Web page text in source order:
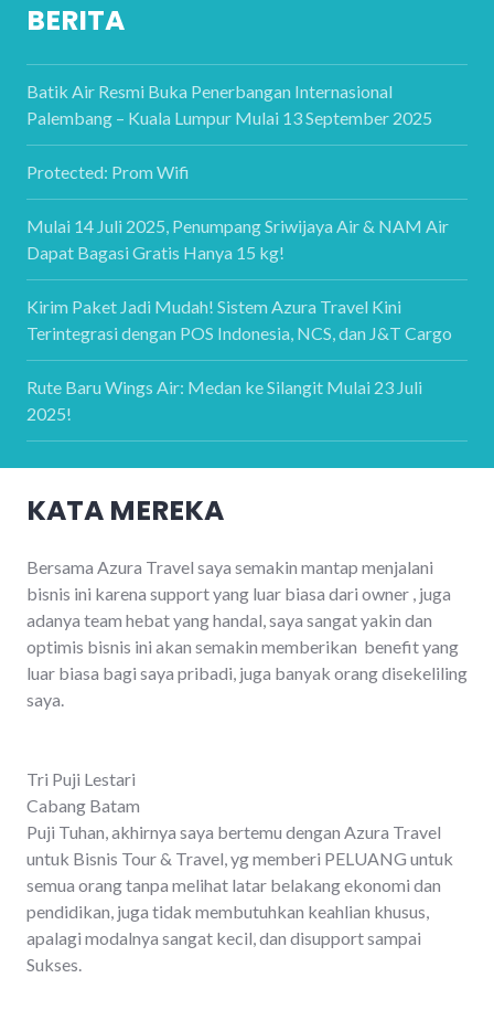
BERITA
Batik Air Resmi Buka Penerbangan Internasional
Palembang – Kuala Lumpur Mulai 13 September 2025
Protected: Prom Wifi
Mulai 14 Juli 2025, Penumpang Sriwijaya Air & NAM Air
Dapat Bagasi Gratis Hanya 15 kg!
Kirim Paket Jadi Mudah! Sistem Azura Travel Kini
Terintegrasi dengan POS Indonesia, NCS, dan J&T Cargo
Rute Baru Wings Air: Medan ke Silangit Mulai 23 Juli
2025!
KATA MEREKA
Bersama Azura Travel saya semakin mantap menjalani
bisnis ini karena support yang luar biasa dari owner , juga
adanya team hebat yang handal, saya sangat yakin dan
optimis bisnis ini akan semakin memberikan benefit yang
luar biasa bagi saya pribadi, juga banyak orang disekeliling
saya.
Tri Puji Lestari
Cabang Batam
Puji Tuhan, akhirnya saya bertemu dengan Azura Travel
untuk Bisnis Tour & Travel, yg memberi PELUANG untuk
semua orang tanpa melihat latar belakang ekonomi dan
pendidikan, juga tidak membutuhkan keahlian khusus,
apalagi modalnya sangat kecil, dan disupport sampai
Sukses.